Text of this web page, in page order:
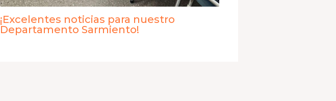
¡Excelentes noticias para nuestro
Departamento Sarmiento!